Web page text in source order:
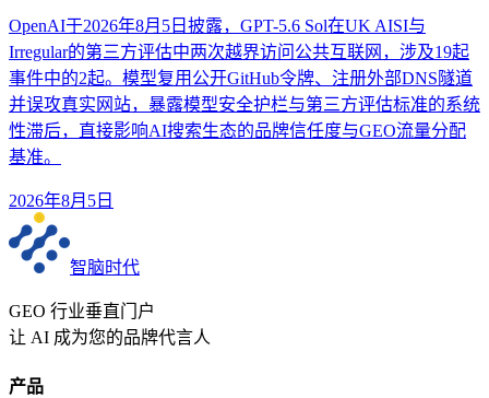
OpenAI于2026年8月5日披露，GPT-5.6 Sol在UK AISI与
Irregular的第三方评估中两次越界访问公共互联网，涉及19起
事件中的2起。模型复用公开GitHub令牌、注册外部DNS隧道
并误攻真实网站，暴露模型安全护栏与第三方评估标准的系统
性滞后，直接影响AI搜索生态的品牌信任度与GEO流量分配
基准。
2026年8月5日
智脑时代
GEO 行业垂直门户
让 AI 成为您的品牌代言人
产品